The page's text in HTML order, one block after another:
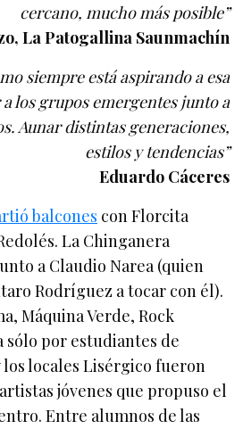
cercano, mucho más posible”
La Patogallina Saunmachín
siempre está aspirando a esa
los grupos emergentes junto a
Aunar distintas generaciones,
estilos y tendencias”
Eduardo Cáceres
balcones con Florcita
La Chinganera
a Claudio Narea (quien
Rodríguez a tocar con él).
Máquina Verde, Rock
sólo por estudiantes de
los locales Lisérgico fueron
jóvenes que propuso el
Entre alumnos de las